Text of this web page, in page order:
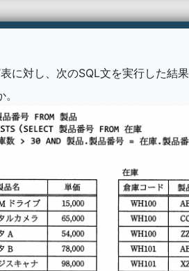
に対し、次のSQL文を実行した結